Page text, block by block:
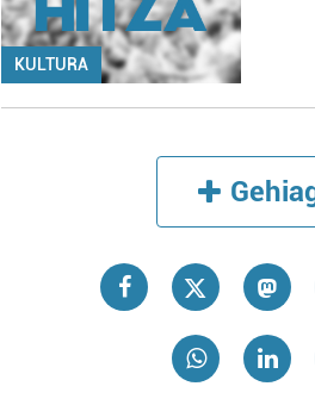
KULTURA